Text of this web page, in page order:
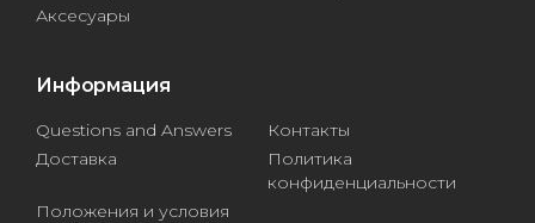
Аксесуары
Информация
Questions and Answers
Контакты
Доставка
Политика
конфиденциальности
Положения и условия